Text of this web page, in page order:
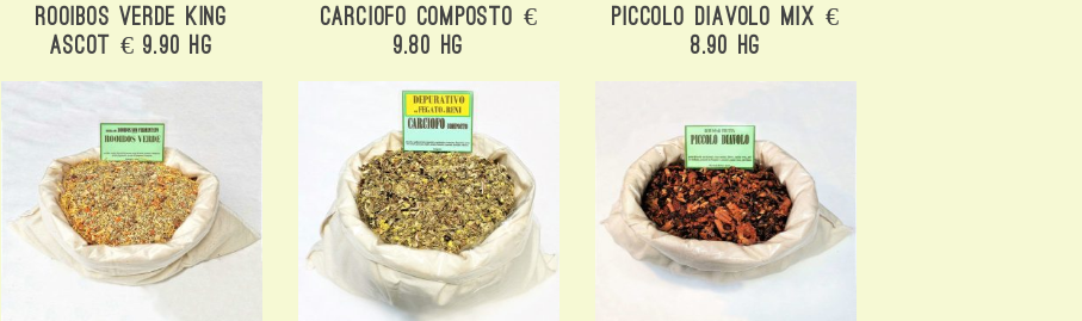
Rooibos Verde King
Ascot € 9.90 Hg
Carciofo Composto €
9.80 Hg
Piccolo Diavolo Mix €
8.90 Hg